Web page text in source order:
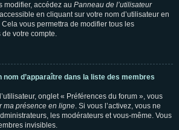
modifier, accédez au Panneau de l’utilisateur
en cliquant sur votre nom d’utilisateur en
vous permettra de modifier tous les
votre compte.
d’apparaître dans la liste des membres
onglet « Préférences du forum », vous
ma présence en ligne. Si vous l’activez, vous ne
les modérateurs et vous-même. Vous
invisibles.